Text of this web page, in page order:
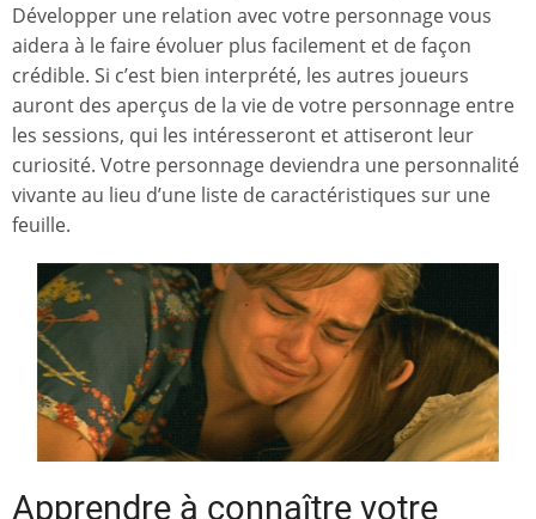
Développer une relation avec votre personnage vous
aidera à le faire évoluer plus facilement et de façon
crédible. Si c’est bien interprété, les autres joueurs
auront des aperçus de la vie de votre personnage entre
les sessions, qui les intéresseront et attiseront leur
curiosité. Votre personnage deviendra une personnalité
vivante au lieu d’une liste de caractéristiques sur une
feuille.
Apprendre à connaître votre